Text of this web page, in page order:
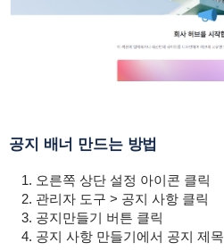
공지 배너 만드는 방법
오른쪽 상단 설정 아이콘 클릭
관리자 도구 > 공지 사항 클릭
공지만들기 버튼 클릭
공지 사항 만들기에서 공지 제